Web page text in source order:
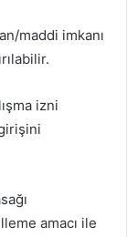
maddi imkanı
izni
amacı ile